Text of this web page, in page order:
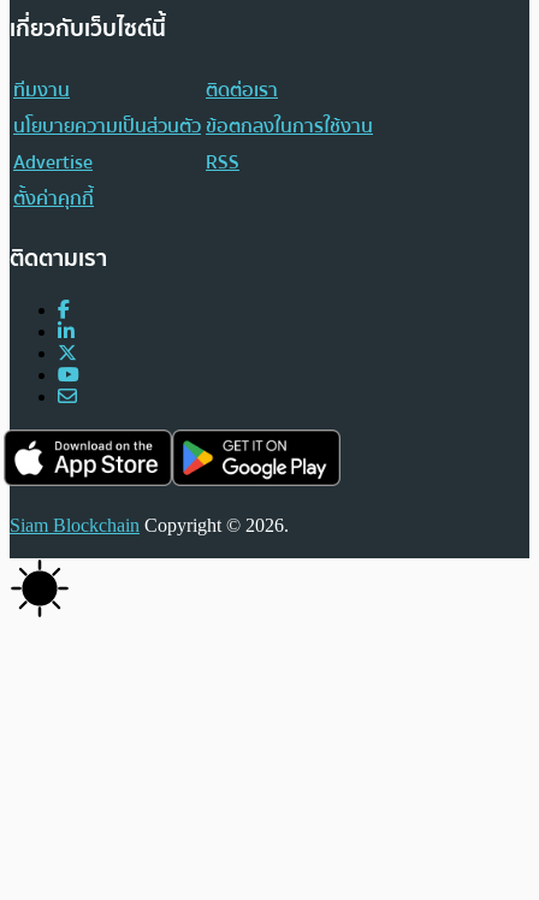
เกี่ยวกับเว็บไซต์นี้
ทีมงาน
ติดต่อเรา
นโยบายความเป็นส่วนตัวข้อตกลงในการใช้งาน
Advertise
RSS
ตั้งค่าคุกกี้
ติดตามเรา
Siam Blockchain Copyright © 2026.